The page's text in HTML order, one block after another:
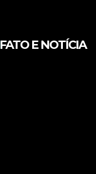
FATO E NOTÍCIA